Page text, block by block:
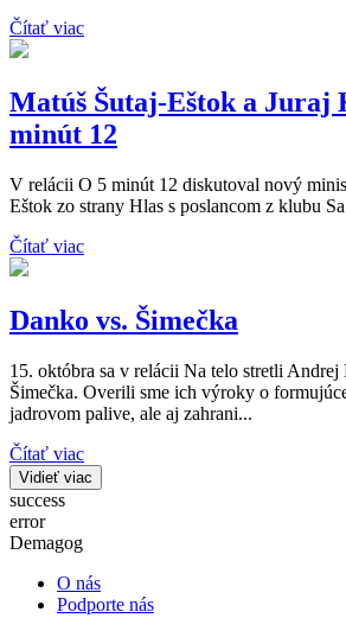
Čítať viac
Matúš Šutaj-Eštok a Juraj
minút 12
V relácii O 5 minút 12 diskutoval nový
Eštok zo strany Hlas s poslancom z klubu
Čítať viac
Danko vs. Šimečka
15. októbra sa v relácii Na telo stretli
Šimečka. Overili sme ich výroky o
jadrovom palive, ale aj zahrani...
Čítať viac
Vidieť viac
success
error
Demagog
O nás
Podporte nás